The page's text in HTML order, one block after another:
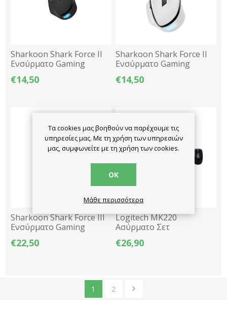
Sharkoon Shark Force II
Ενσύρματο Gaming
Μαύρο
€14,50
Sharkoon Shark Force II
Ενσύρματο Gaming
1.8m - Λευκό
€14,50
Sharkoon Shark Force III
Ενσύρματο Gaming
RGB 1.8m - Μαύρο
€22,50
Logitech MK220
Ασύρματο Σετ
Multimedia 1000dpi -
€26,90
1 2
Τα cookies μας βοηθούν να παρέχουμε τις
υπηρεσίες μας. Με τη χρήση των υπηρεσιών
μας, συμφωνείτε με τη χρήση των cookies.
ΟΚ
Μάθε περισσότερα